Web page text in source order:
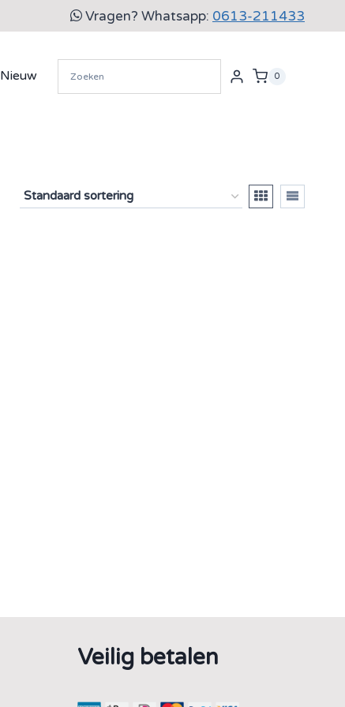
Vragen? Whatsapp: 0613-211433
Nieuw 0
Veilig betalen